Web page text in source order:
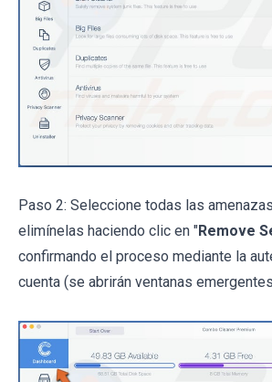
Paso 2: Seleccione todas las
elimínelas haciendo clic en "Remove
confirmando el proceso mediante la
cuenta (se abrirán ventanas